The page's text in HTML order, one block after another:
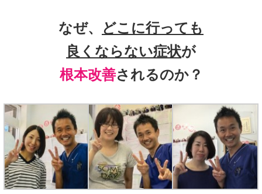
なぜ、
どこに行っても
良くならない症状が
根本改善されるのか？